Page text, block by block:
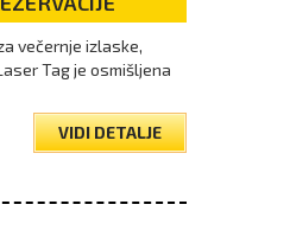
večernje izlaske,
Tag je osmišljena
VIDI DETALJE